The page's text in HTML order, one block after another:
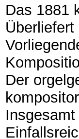
Das 1881
Der